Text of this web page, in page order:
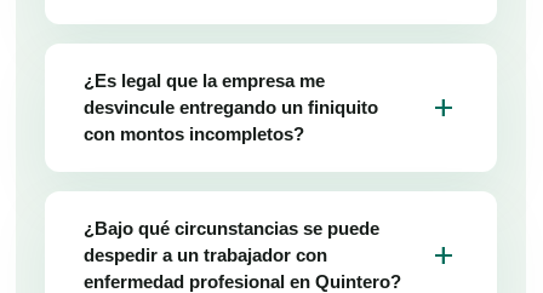
¿Es legal que la empresa me
desvincule entregando un finiquito
con montos incompletos?
add
¿Bajo qué circunstancias se puede
despedir a un trabajador con
enfermedad profesional en Quintero?
add